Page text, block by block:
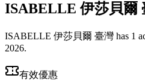
ISABELLE 伊莎貝爾
ISABELLE 伊莎貝爾 臺灣 has 1
2026.
有效優惠